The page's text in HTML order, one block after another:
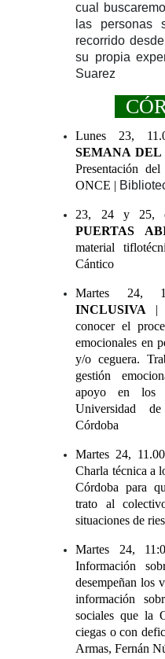
cual
las personas
recorrido
su propia
Suarez
Lunes 23,
SEMANA DEL
Presentación
ONCE |
23, 24 y 25,
PUERTAS
material
Cántico
Martes 24,
INCLUSIVA |
conocer el
emocionales en
y/o ceguera.
gestión
apoyo en los
Universidad
Córdoba
Martes 24,
Charla técnica a
Córdoba para
trato al
situaciones de
Martes 24,
Información
desempeñan los
información
sociales que la
ciegas o con
Armas, Fernán